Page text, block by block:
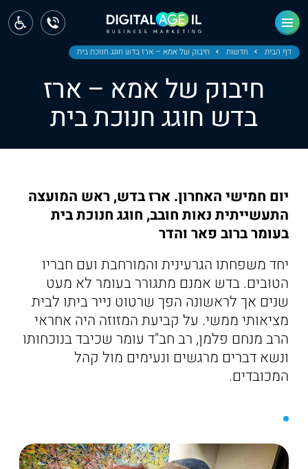
דף הבית חדשות חיבוק של אמא – ארז בדש חוגג חנוכת בית
חיבוק של אמא – ארז
בדש חוגג חנוכת בית
יום חמישי האחרון. ארז בדש, ראש המועצה
התעשייתית נאות חובב, חוגג חנוכת בית
בעומר ברוב פאר והדר
יחד משפחתו הגרעינית והמורחבת ועם חבריו
הטובים. בדש אמנם מתגורר בעומר לא מעט
שנים אך לראשונה הפך שרטוט נייר ביתו לבית
מציאותי ממשי. על קביעת המזוזה היה אחראי
הרב מנחם פלמן, רב חב"ד עומר שכיבד בנוכחותו
ונשא דברים מרגשים ונעימים מול קהל
המכובדים.
ראשי
חדשות
מחוז צפון
מחוז חיפה
מחוז מרכז
ירושלים
תל אביב